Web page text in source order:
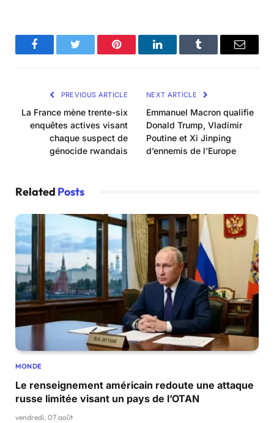
FacebookTwitter Pinterest LinkedInTumblr Email
PREVIOUS ARTICLE
La France mène trente-six
enquêtes actives visant
chaque suspect de
génocide rwandais
NEXT ARTICLE
Emmanuel Macron qualifie
Donald Trump, Vladimir
Poutine et Xi Jinping
d’ennemis de l’Europe
Related Posts
MONDE
Le renseignement américain redoute une attaque
russe limitée visant un pays de l’OTAN
vendredi, 07 août